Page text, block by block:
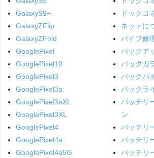
GalaxyS9+
GalaxyZFlip
GalaxyZFold
GooglePixel
GooglePixel10
GooglePixel3
GooglePixel3a
GooglePixel3aXL
GooglePixel3XL
GooglePixel4
GooglePixel4a
GooglePixel4a5G
ドックコ
ネットに
バイブ修
バックア
バックガ
バックパ
バックラ
バッテリ
ン
バッテリ
バッテリ
バッテリ